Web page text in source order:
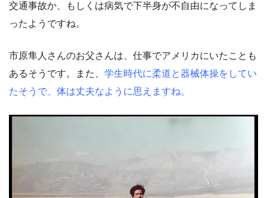
交通事故か、もしくは病気で下半身が不自由になってしま
ったようですね。
市原隼人さんのお父さんは、仕事でアメリカにいたことも
あるそうです。また、 学生時代に柔道と器械体操をしてい
たそうで、体は丈夫なように思えますね。